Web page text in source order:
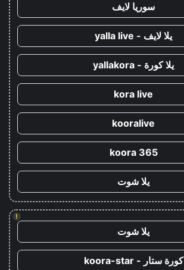
سوريا لايف
يلا لايف - yalla live
يلا كورة - yallakora
kora live
kooralive
koora 365
يلا شوت
!
يلا شوت
كورة ستار - koora-star